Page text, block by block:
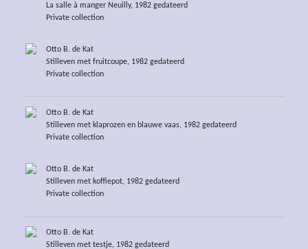
La salle à manger Neuilly, 1982 gedateerd
Private collection
Otto B. de Kat
Stilleven met fruitcoupe, 1982 gedateerd
Private collection
Otto B. de Kat
Stilleven met klaprozen en blauwe vaas, 1982 gedateerd
Private collection
Otto B. de Kat
Stilleven met koffiepot, 1982 gedateerd
Private collection
Otto B. de Kat
Stilleven met testje, 1982 gedateerd